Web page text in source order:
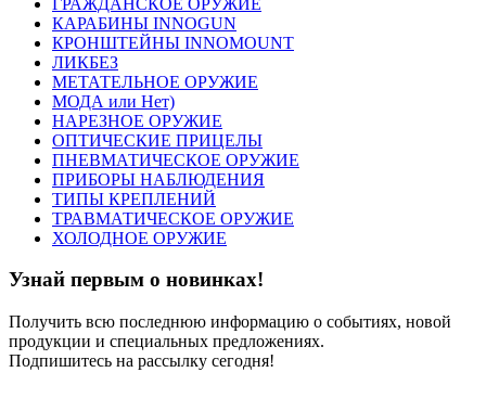
КАРАБИНЫ INNOGUN
КРОНШТЕЙНЫ INNOMOUNT
ЛИКБЕЗ
МЕТАТЕЛЬНОЕ ОРУЖИЕ
МОДА или Нет)
НАРЕЗНОЕ ОРУЖИЕ
ОПТИЧЕСКИЕ ПРИЦЕЛЫ
ПНЕВМАТИЧЕСКОЕ ОРУЖИЕ
ПРИБОРЫ НАБЛЮДЕНИЯ
ТИПЫ КРЕПЛЕНИЙ
ТРАВМАТИЧЕСКОЕ ОРУЖИЕ
ХОЛОДНОЕ ОРУЖИЕ
Узнай первым о новинках!
Получить всю последнюю информацию о событиях, новой
продукции и специальных предложениях.
Подпишитесь на рассылку сегодня!